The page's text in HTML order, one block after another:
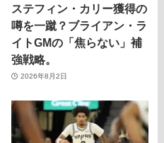
ステフィン・カリー獲得の
噂を一蹴？ブライアン・ラ
イトGMの「焦らない」補
強戦略。
2026年8月2日